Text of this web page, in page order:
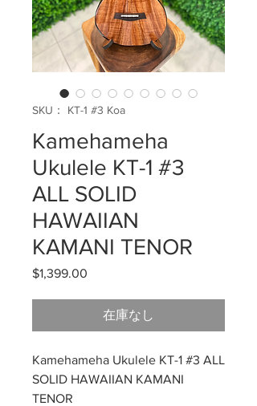
SKU： KT-1 #3 Koa
Kamehameha
Ukulele KT-1 #3
ALL SOLID
HAWAIIAN
KAMANI TENOR
$1,399.00
在庫なし
Kamehameha Ukulele KT-1 #3 ALL
SOLID HAWAIIAN KAMANI
TENOR